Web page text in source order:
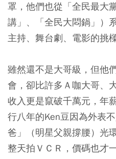
罩，他們也從「全民最大
講」、「全民大悶鍋」）
主持、舞台劇、電影的挑樑
雖然還不是大哥級，但他
會，卻比許多Ａ咖大哥、
收入更是竄破千萬元，年
行八年的Ken豆因為外表
爸」（明星父親撐腰）光
整天拍ＶＣＲ，價碼也才